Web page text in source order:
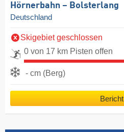
Hörnerbahn – Bolsterlang
Deutschland
Skigebiet geschlossen
0 von 17 km Pisten offen
- cm (Berg)
Bericht